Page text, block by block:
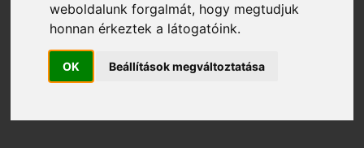
weboldalunk forgalmát, hogy megtudjuk
honnan érkeztek a látogatóink.
OK Beállítások megváltoztatása
OPALL-AGRI Hektor
talajlazító